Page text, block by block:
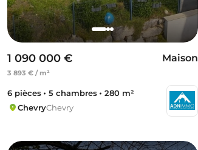
1 090 000 €
3 893 € / m²
Maison
6 pièces 5 chambres
280 m²
ChevryChevry